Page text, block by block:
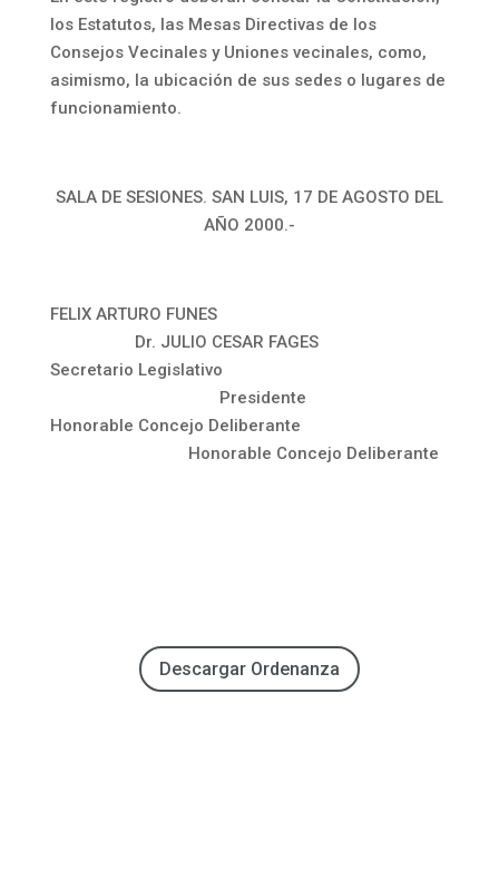
los Estatutos, las Mesas Directivas de los
Consejos Vecinales y Uniones vecinales, como,
asimismo, la ubicación de sus sedes o lugares de
funcionamiento.
SALA DE SESIONES. SAN LUIS, 17 DE AGOSTO DEL
AÑO 2000.-
FELIX ARTURO FUNES
Dr. JULIO CESAR FAGES
Secretario Legislativo
Presidente
Honorable Concejo Deliberante
Honorable Concejo Deliberante
Descargar Ordenanza